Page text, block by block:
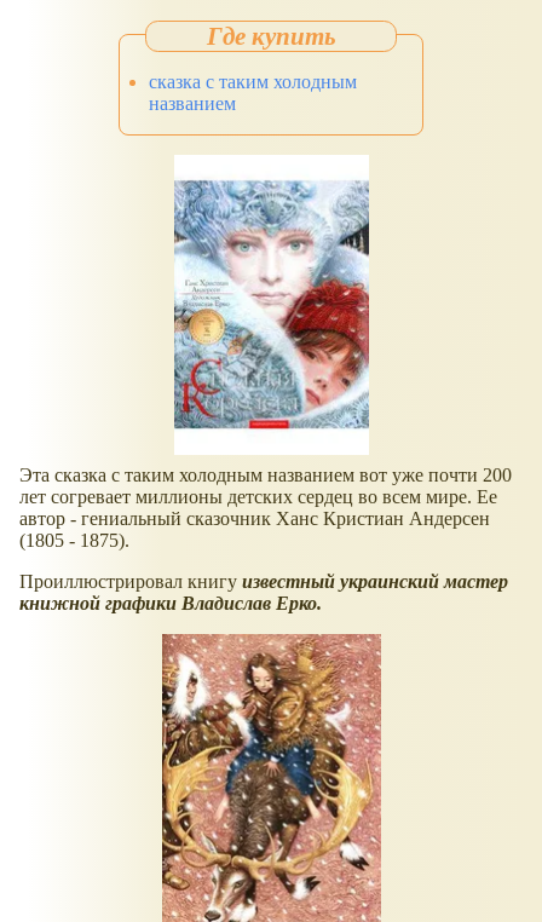
сказка с таким холодным
названием
Эта сказка с таким холодным названием вот уже почти 200
лет согревает миллионы детских сердец во всем мире. Ее
автор - гениальный сказочник Ханс Кристиан Андерсен
(1805 - 1875).
Проиллюстрировал книгу известный украинский мастер
книжной графики Владислав Ерко.